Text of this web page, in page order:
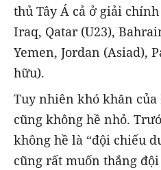
thủ Tây Á cả ở giải
Iraq, Qatar (U23),
Yemen, Jordan (Asiad),
hữu).
Tuy nhiên khó khăn
cũng không hề nhỏ.
không hề là “đội chiếu
cũng rất muốn thắng